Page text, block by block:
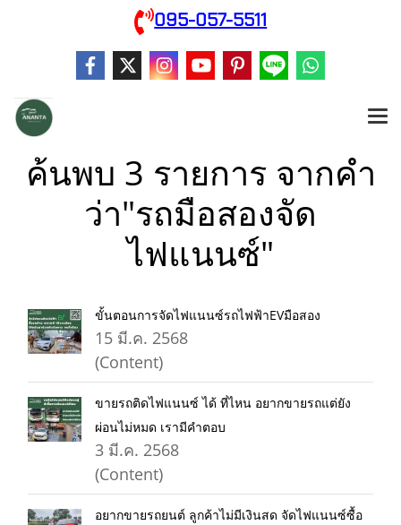
095-057-5511
ค้นพบ 3 รายการ จากคำ
ว่า"รถมือสองจัด
ไฟแนนซ์"
ขั้นตอนการจัดไฟแนนซ์รถไฟฟ้าEVมือสอง
15 มี.ค. 2568
(Content)
ขายรถติดไฟแนนซ์ ได้ ที่ไหน อยากขายรถแต่ยัง
ผ่อนไม่หมด เรามีคำตอบ
3 มี.ค. 2568
(Content)
อยากขายรถยนต์ ลูกค้าไม่มีเงินสด จัดไฟแนนซ์ซื้อ